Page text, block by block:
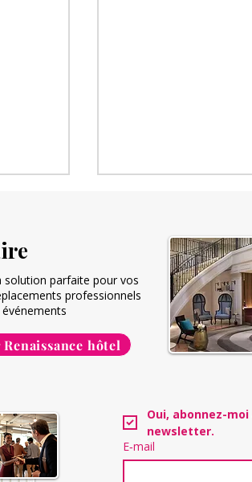
de
Neuroproductivité :
Travailler avec son
solution parfaite pour vos
professionnels
hôtel
Oui, abonnez-
newsletter.
E‑mail